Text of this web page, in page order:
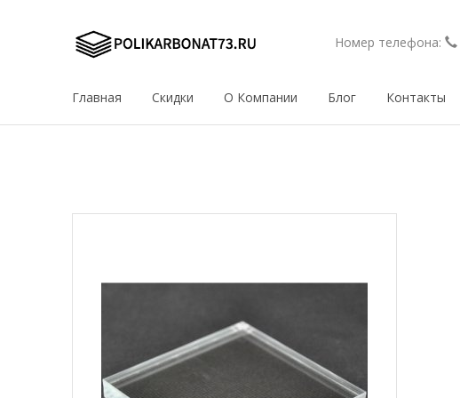
Номер телефона:
Главная Скидки О Компании Блог Контакты